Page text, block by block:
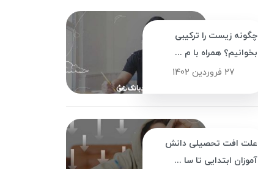
چگونه زیست را ترکیبی
بخوانیم؟ همراه با م ...
27 فروردین 1402
علت افت تحصیلی دانش
آموزان ابتدایی تا سا ...